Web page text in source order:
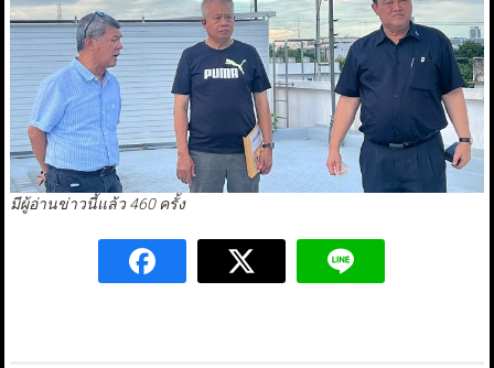
มีผู้อ่านข่าวนี้แล้ว 460 ครั้ง